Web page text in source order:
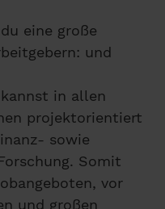
eine große
und
in allen
projektorientiert
sowie
Somit
vor
und großen